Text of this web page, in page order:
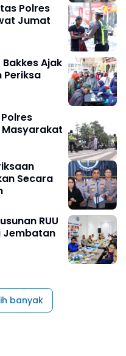
Polres
Jumat
Ajak
Periksa
Masyarakat
Secara
RUU
Jembatan
banyak